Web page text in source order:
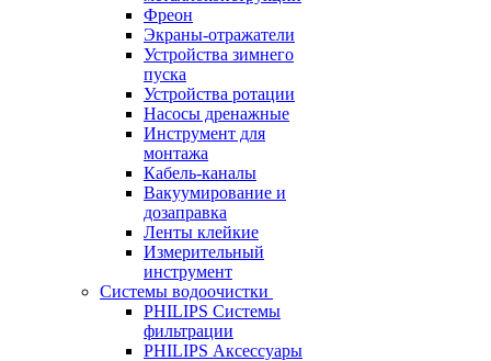
Фреон
Экраны-отражатели
Устройства зимнего
пуска
Устройства ротации
Насосы дренажные
Инструмент для
монтажа
Кабель-каналы
Вакуумирование и
дозаправка
Ленты клейкие
Измерительный
инструмент
Системы водоочистки
PHILIPS Системы
фильтрации
PHILIPS Аксессуары